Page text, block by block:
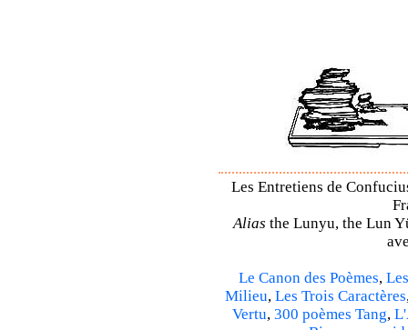
Les Entretiens de
Alias the Lunyu, the Lun
Le Canon des Poèmes,
Milieu, Les Trois Caractères
Vertu, 300 poèmes Tang,